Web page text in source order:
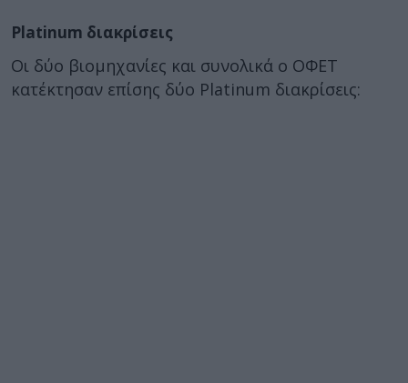
Platinum διακρίσεις
Οι δύο βιομηχανίες και συνολικά ο ΟΦΕΤ
κατέκτησαν επίσης δύο Platinum διακρίσεις: